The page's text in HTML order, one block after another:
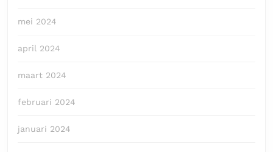
mei 2024
april 2024
maart 2024
februari 2024
januari 2024